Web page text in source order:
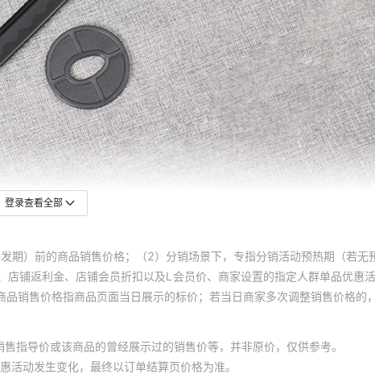
登录查看全部
期）前的商品销售价格；（2）分销场景下，专指分销活动预热期（若
铺返利金、店铺会员折扣以及L会员价、商家设置的指定人群单品优惠
售价格指商品页面当日展示的标价；若当日商家多次调整销售价格的
指导价或该商品的曾经展示过的销售价等，并非原价，仅供参考。
动发生变化，最终以订单结算页价格为准。